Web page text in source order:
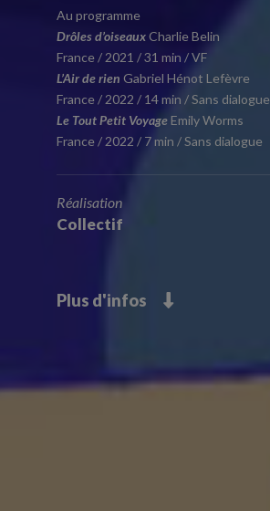
Au programme
Drôles d’oiseauxCharlie Belin
France / 2021 / 31 min / VF
L’Air de rien Gabriel Hénot Lefèvre
France / 2022 / 14 min / Sans dialogue
Le Tout Petit VoyageEmily Worms
France / 2022 / 7 min / Sans dialogue
Réalisation
Collectif
Plus d'infos